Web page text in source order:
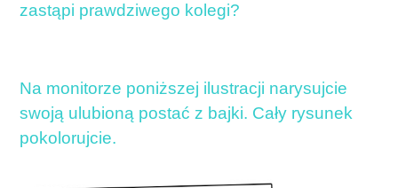
zastąpi prawdziwego kolegi?
Na monitorze poniższej ilustracji narysujcie
swoją ulubioną postać z bajki. Cały rysunek
pokolorujcie.